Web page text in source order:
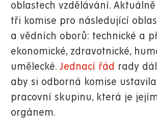
oblastech vzdělávání.
tři komise pro následující
a vědních oborů: technické a
ekonomické, zdravotnické,
umělecké. Jednací řád rady
aby si odborná komise
pracovní skupinu, která je
orgánem.